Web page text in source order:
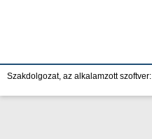
Szakdolgozat, az alkalamzott szoftver: